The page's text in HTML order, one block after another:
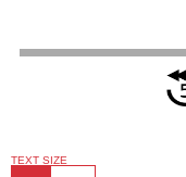
TEXT SIZE